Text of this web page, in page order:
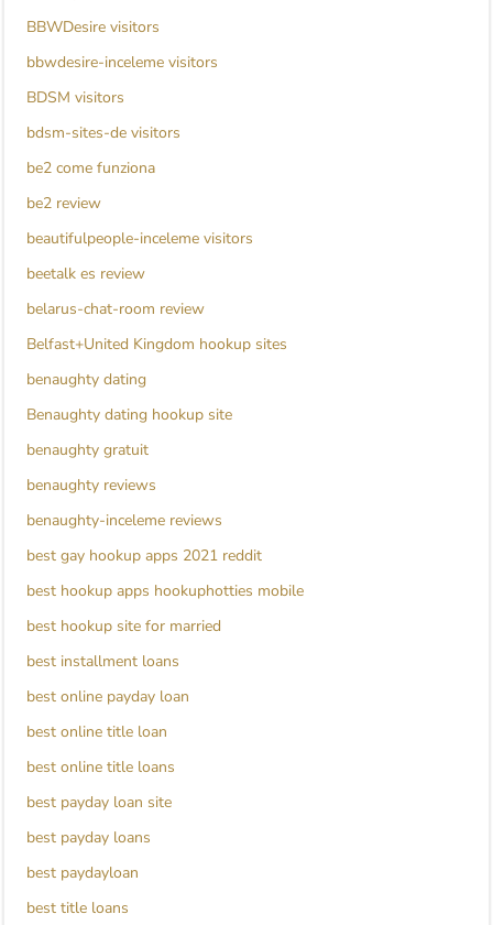
BBWDesire visitors
bbwdesire-inceleme visitors
BDSM visitors
bdsm-sites-de visitors
be2 come funziona
be2 review
beautifulpeople-inceleme visitors
beetalk es review
belarus-chat-room review
Belfast+United Kingdom hookup sites
benaughty dating
Benaughty dating hookup site
benaughty gratuit
benaughty reviews
benaughty-inceleme reviews
best gay hookup apps 2021 reddit
best hookup apps hookuphotties mobile
best hookup site for married
best installment loans
best online payday loan
best online title loan
best online title loans
best payday loan site
best payday loans
best paydayloan
best title loans